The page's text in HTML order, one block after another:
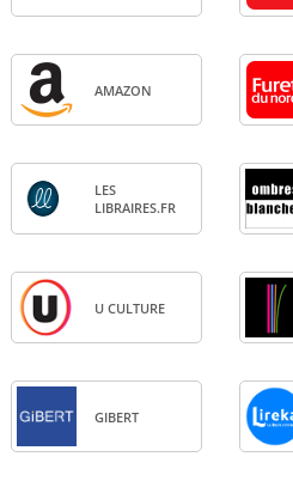
AMA­ZON
LES
LIBRAIRES.FR
U CULTURE
GIBERT